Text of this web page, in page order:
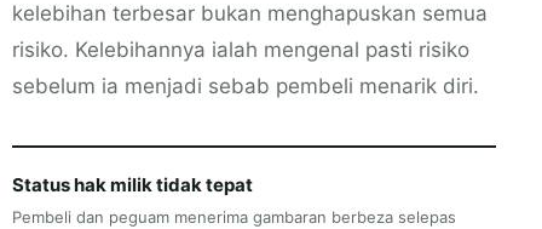
kelebihan terbesar bukan menghapuskan semua
risiko. Kelebihannya ialah mengenal pasti risiko
sebelum ia menjadi sebab pembeli menarik diri.
Status hak milik tidak tepat
Pembeli dan peguam menerima gambaran berbeza selepas